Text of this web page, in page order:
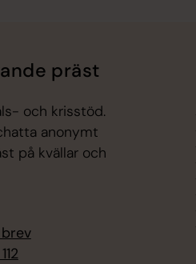
präst
och krisstöd.
anonymt
på kvällar och